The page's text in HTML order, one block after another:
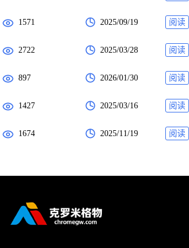
1571 2025/09/19 阅读
2722 2025/03/28 阅读
897 2026/01/30 阅读
1427 2025/03/16 阅读
1674 2025/11/19 阅读